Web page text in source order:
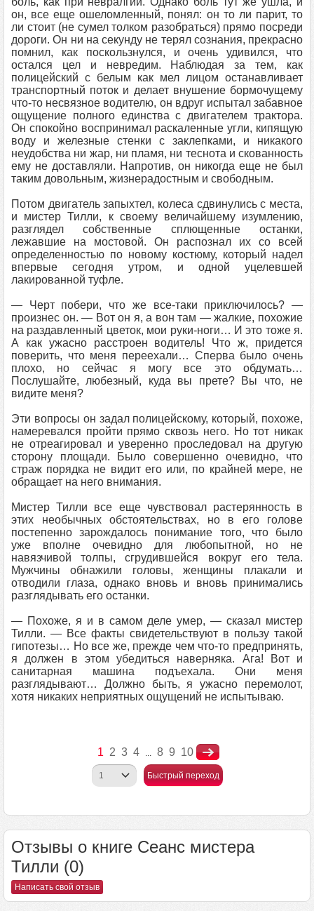
он, все еще ошеломленный, понял: он то ли парит, то
ли стоит (не сумел толком разобраться) прямо посреди
дороги. Он ни на секунду не терял сознания, прекрасно
помнил, как поскользнулся, и очень удивился, что
остался цел и невредим. Наблюдая за тем, как
полицейский с белым как мел лицом останавливает
транспортный поток и делает внушение бормочущему
что-то несвязное водителю, он вдруг испытал забавное
ощущение полного единства с двигателем трактора.
Он спокойно воспринимал раскаленные угли, кипящую
воду и железные стенки с заклепками, и никакого
неудобства ни жар, ни пламя, ни теснота и скованность
ему не доставляли. Напротив, он никогда еще не был
таким довольным, жизнерадостным и свободным.
Потом двигатель запыхтел, колеса сдвинулись с места,
и мистер Тилли, к своему величайшему изумлению,
разглядел собственные сплющенные останки,
лежавшие на мостовой. Он распознал их со всей
определенностью по новому костюму, который надел
впервые сегодня утром, и одной уцелевшей
лакированной туфле.
— Черт побери, что же все-таки приключилось? —
произнес он. — Вот он я, а вон там — жалкие, похожие
на раздавленный цветок, мои руки-ноги… И это тоже я.
А как ужасно расстроен водитель! Что ж, придется
поверить, что меня переехали… Сперва было очень
плохо, но сейчас я могу все это обдумать…
Послушайте, любезный, куда вы прете? Вы что, не
видите меня?
Эти вопросы он задал полицейскому, который, похоже,
намеревался пройти прямо сквозь него. Но тот никак
не отреагировал и уверенно проследовал на другую
сторону площади. Было совершенно очевидно, что
страж порядка не видит его или, по крайней мере, не
обращает на него внимания.
Мистер Тилли все еще чувствовал растерянность в
этих необычных обстоятельствах, но в его голове
постепенно зарождалось понимание того, что было
уже вполне очевидно для любопытной, но не
навязчивой толпы, сгрудившейся вокруг его тела.
Мужчины обнажили головы, женщины плакали и
отводили глаза, однако вновь и вновь принимались
разглядывать его останки.
— Похоже, я и в самом деле умер, — сказал мистер
Тилли. — Все факты свидетельствуют в пользу такой
гипотезы… Но все же, прежде чем что-то предпринять,
я должен в этом убедиться наверняка. Ага! Вот и
санитарная машина подъехала. Они меня
разглядывают… Должно быть, я ужасно перемолот,
хотя никаких неприятных ощущений не испытываю.
1 2 3 4 ... 8 9 10
Быстрый переход
Отзывы о книге Сеанс мистера
Тилли (0)
Написать свой отзыв